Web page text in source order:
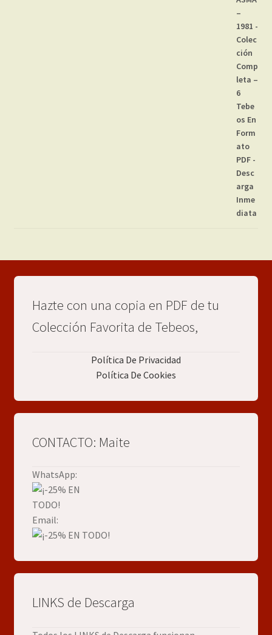
Hazte con una copia en PDF de tu
Colección Favorita de Tebeos,
Política De Privacidad
Política De Cookies
CONTACTO: Maite
WhatsApp:
Email:
LINKS de Descarga